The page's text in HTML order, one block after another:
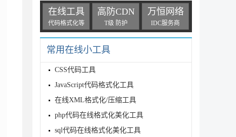
在线工具
代码格式化等
高防CDN
T级 防护
万恒网络
IDC服务商
常用在线小工具
CSS代码工具
JavaScript代码格式化工具
在线XML格式化/压缩工具
php代码在线格式化美化工具
sql代码在线格式化美化工具